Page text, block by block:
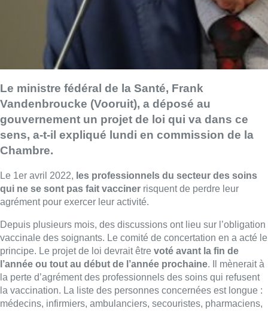
Le ministre fédéral de la Santé, Frank
Vandenbroucke (Vooruit), a déposé au
gouvernement un projet de loi qui va dans ce
sens, a-t-il expliqué lundi en commission de la
Chambre.
Le 1er avril 2022, les professionnels du secteur des soins
qui ne se sont pas fait vacciner risquent de perdre leur
agrément pour exercer leur activité.
Depuis plusieurs mois, des discussions ont lieu sur l’obligation
vaccinale des soignants. Le comité de concertation en a acté le
principe. Le projet de loi devrait être voté avant la fin de
l’année ou tout au début de l’année prochaine. Il mènerait à
la perte d’agrément des professionnels des soins qui refusent
la vaccination. La liste des personnes concernées est longue :
médecins, infirmiers, ambulanciers, secouristes, pharmaciens,